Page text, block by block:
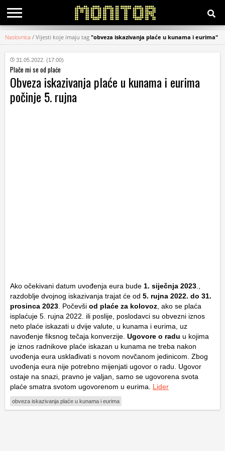
KATEGORIJE
HRVATSKI
WEB
Naslovnica / Vijesti koje imaju tag "obveza iskazivanja plaće u kunama i eurima"
31.05.2022. (17:00)
Plače mi se od plaće
Obveza iskazivanja plaće u kunama i eurima
počinje 5. rujna
Ako očekivani datum uvođenja eura bude 1. siječnja 2023
razdoblje dvojnog iskazivanja trajat će od 5. rujna 2022. do 31.
prosinca 2023 . Počevši od plaće za kolovoz , ako se plaća
isplaćuje 5. rujna 2022. ili poslije, poslodavci su obvezni iznos
neto plaće iskazati u dvije valute, u kunama i eurima, uz
navođenje fiksnog tečaja konverzije. Ugovore o radu u kojima
je iznos radnikove plaće iskazan u kunama ne treba nakon
uvođenja eura usklađivati s novom novčanom jedinicom. Zbog
uvođenja eura nije potrebno mijenjati ugovor o radu. Ugovor
ostaje na snazi, pravno je valjan, samo se ugovorena svota
plaće smatra svotom ugovorenom u eurima. Lider
obveza iskazivanja plaće u kunama i eurima